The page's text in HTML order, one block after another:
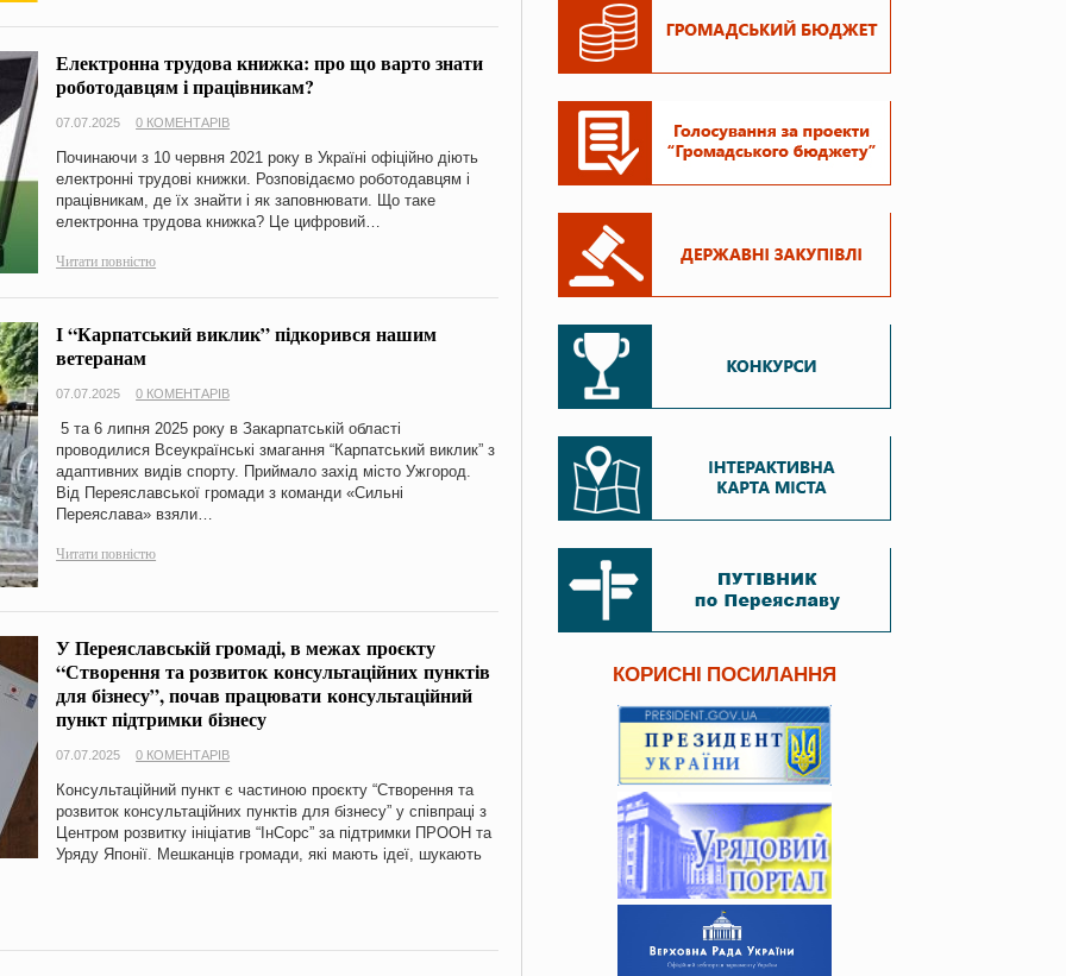
Електронна трудова книжка: про що варто знати
роботодавцям і працівникам?
07.07.2025 0 КОМЕНТАРІВ
Починаючи з 10 червня 2021 року в Україні офіційно діють
електронні трудові книжки. Розповідаємо роботодавцям і
працівникам, де їх знайти і як заповнювати. Що таке
електронна трудова книжка? Це цифровий…
Читати повністю
І “Карпатський виклик” підкорився нашим
ветеранам
07.07.2025 0 КОМЕНТАРІВ
5 та 6 липня 2025 року в Закарпатській області
проводилися Всеукраїнські змагання “Карпатський виклик” з
адаптивних видів спорту. Приймало захід місто Ужгород.
Від Переяславської громади з команди «Сильні
Переяслава» взяли…
Читати повністю
У Переяславській громаді, в межах проєкту
“Створення та розвиток консультаційних пунктів
для бізнесу”, почав працювати консультаційний
пункт підтримки бізнесу
07.07.2025 0 КОМЕНТАРІВ
Консультаційний пункт є частиною проєкту “Створення та
розвиток консультаційних пунктів для бізнесу” у співпраці з
Центром розвитку ініціатив “ІнСорс” за підтримки ПРООН та
Уряду Японії. Мешканців громади, які мають ідеї, шукають
КОРИСНІ ПОСИЛАННЯ